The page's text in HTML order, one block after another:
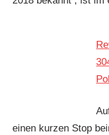
einen kurzen Stop